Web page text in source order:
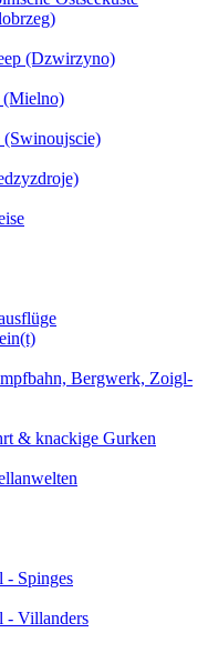
(Dzwirzyno)
(Swinoujscie)
Bergwerk, Zoigl-
& knackige Gurken
- Spinges
- Villanders